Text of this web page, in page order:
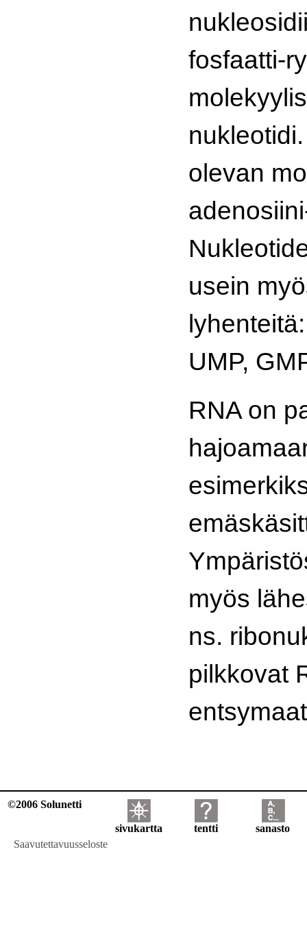
fosfaatti-
olevan
usein
UMP,
RNA on
myös
ns.
pilkkovat
©2006 Solunetti
sivukartta tentti
sanasto
Saavutettavuusseloste